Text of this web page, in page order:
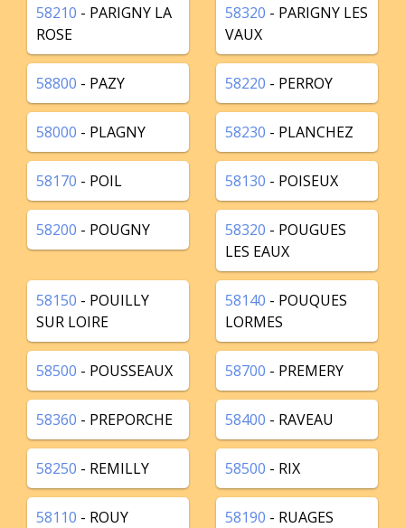
58210 - PARIGNY LA
ROSE
58320 - PARIGNY LES
VAUX
58800 - PAZY 58220 - PERROY
58000 - PLAGNY 58230 - PLANCHEZ
58170 - POIL 58130 - POISEUX
58200 - POUGNY 58320 - POUGUES
LES EAUX
58150 - POUILLY
SUR LOIRE
58140 - POUQUES
LORMES
58500 - POUSSEAUX 58700 - PREMERY
58360 - PREPORCHE 58400 - RAVEAU
58250 - REMILLY 58500 - RIX
58110 - ROUY 58190 - RUAGES